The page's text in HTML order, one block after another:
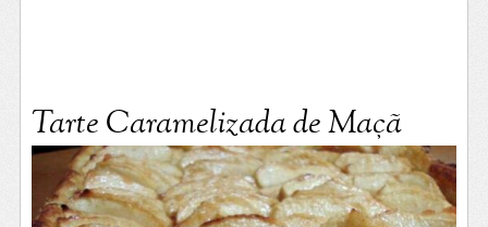
Tarte Caramelizada de Maçã